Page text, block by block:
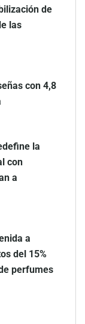
de
las
con 4,8
la
con
a
a
del 15%
perfumes